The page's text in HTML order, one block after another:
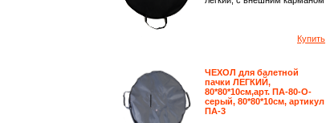
Купить
ЧЕХОЛ для балетной
пачки ЛЕГКИЙ,
80*80*10см,арт. ПА-80-О-
серый, 80*80*10см, артикул
ПА-3